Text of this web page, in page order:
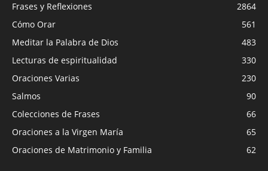
Frases y Reflexiones
2864
Cómo Orar
561
Meditar la Palabra de Dios
483
Lecturas de espiritualidad
330
Oraciones Varias
230
Salmos
90
Colecciones de Frases
66
Oraciones a la Virgen María
65
Oraciones de Matrimonio y Familia
62